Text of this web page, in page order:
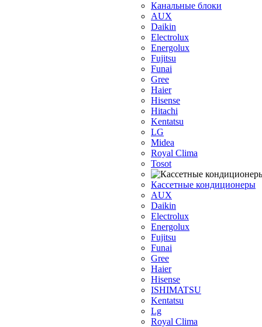
Канальные блоки
AUX
Dаikin
Electrolux
Energolux
Fujitsu
Funai
Gree
Haier
Hisense
Hitachi
Kentatsu
LG
Midea
Royal Clima
Tosot
Кассетные кондиционеры
AUX
Daikin
Electrolux
Energolux
Fujitsu
Funai
Gree
Haier
Hisense
ISHIMATSU
Kentatsu
Lg
Royal Clima